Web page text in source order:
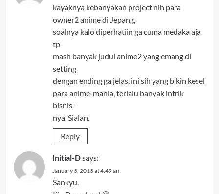
kayaknya kebanyakan project nih para
owner2 anime di Jepang,
soalnya kalo diperhatiin ga cuma medaka aja
tp
mash banyak judul anime2 yang emang di
setting
dengan ending ga jelas, ini sih yang bikin kesel
para anime-mania, terlalu banyak intrik
bisnis-
nya. Sialan.
Reply
Initial-Dsays:
January 3, 2013 at 4:49 am
Sankyu.